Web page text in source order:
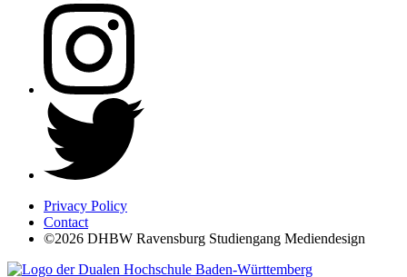
Privacy Policy
Contact
©2026 DHBW Ravensburg Studiengang Mediendesign